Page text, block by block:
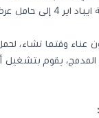
وحامل كيبورد.
عناء وقتما تشاء،
يقوم بتشغيل